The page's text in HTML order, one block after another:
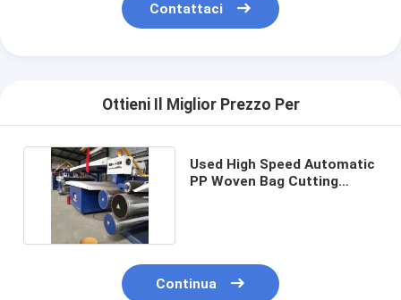
Contattaci
Ottieni Il Miglior Prezzo Per
Used High Speed Automatic
PP Woven Bag Cutting
Continua